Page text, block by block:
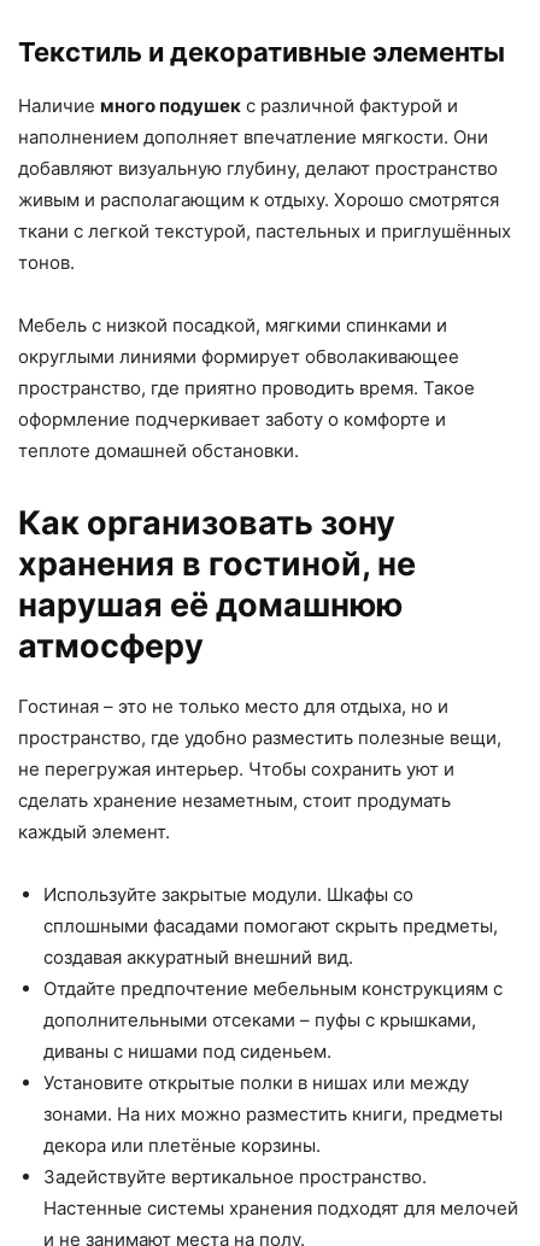
Текстиль и декоративные элементы
Наличие много подушек с различной фактурой и
наполнением дополняет впечатление мягкости. Они
добавляют визуальную глубину, делают пространство
живым и располагающим к отдыху. Хорошо смотрятся
ткани с легкой текстурой, пастельных и приглушённых
тонов.
Мебель с низкой посадкой, мягкими спинками и
округлыми линиями формирует обволакивающее
пространство, где приятно проводить время. Такое
оформление подчеркивает заботу о комфорте и
теплоте домашней обстановки.
Как организовать зону
хранения в гостиной, не
нарушая её домашнюю
атмосферу
Гостиная – это не только место для отдыха, но и
пространство, где удобно разместить полезные вещи,
не перегружая интерьер. Чтобы сохранить уют и
сделать хранение незаметным, стоит продумать
каждый элемент.
Используйте закрытые модули. Шкафы со
сплошными фасадами помогают скрыть предметы,
создавая аккуратный внешний вид.
Отдайте предпочтение мебельным конструкциям с
дополнительными отсеками – пуфы с крышками,
диваны с нишами под сиденьем.
Установите открытые полки в нишах или между
зонами. На них можно разместить книги, предметы
декора или плетёные корзины.
Задействуйте вертикальное пространство.
Настенные системы хранения подходят для мелочей
и не занимают места на полу.